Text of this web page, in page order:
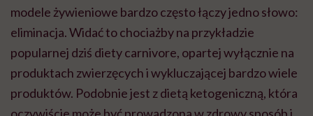
modele żywieniowe bardzo często łączy jedno słowo:
eliminacja. Widać to chociażby na przykładzie
popularnej dziś diety carnivore, opartej wyłącznie na
produktach zwierzęcych i wykluczającej bardzo wiele
produktów. Podobnie jest z dietą ketogeniczną, która
oczywiście może być prowadzona w zdrowy sposób i